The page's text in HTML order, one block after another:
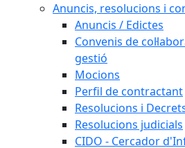
Anuncis, resolucions i
Anuncis / Edictes
Convenis de
gestió
Mocions
Perfil de contractant
Resolucions i
Resolucions judicials
CIDO - Cercador